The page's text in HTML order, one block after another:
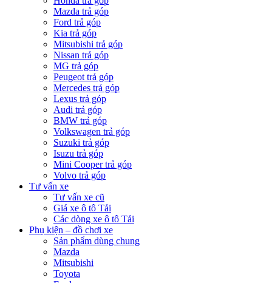
Mazda trả góp
Ford trả góp
Kia trả góp
Mitsubishi trả góp
Nissan trả góp
MG trả góp
Peugeot trả góp
Mercedes trả góp
Lexus trả góp
Audi trả góp
BMW trả góp
Volkswagen trả góp
Suzuki trả góp
Isuzu trả góp
Mini Cooper trả góp
Volvo trả góp
Tư vấn xe
Tư vấn xe cũ
Giá xe ô tô Tải
Các dòng xe ô tô Tải
Phụ kiện – đồ chơi xe
Sản phẩm dùng chung
Mazda
Mitsubishi
Toyota